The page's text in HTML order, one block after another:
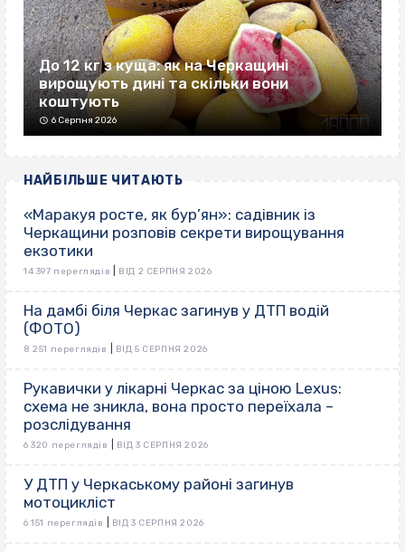
До 12 кг з куща: як на Черкащині
вирощують дині та скільки вони
коштують
6 Серпня 2026
НАЙБІЛЬШЕ ЧИТАЮТЬ
«Маракуя росте, як бур’ян»: садівник із
Черкащини розповів секрети вирощування
екзотики
14 397 переглядів ВІД 2 СЕРПНЯ 2026
На дамбі біля Черкас загинув у ДТП водій
(ФОТО)
8 251 переглядів ВІД 5 СЕРПНЯ 2026
Рукавички у лікарні Черкас за ціною Lexus:
схема не зникла, вона просто переїхала –
розслідування
6 320 переглядів ВІД 3 СЕРПНЯ 2026
У ДТП у Черкаському районі загинув
мотоцикліст
6 151 переглядів ВІД 3 СЕРПНЯ 2026